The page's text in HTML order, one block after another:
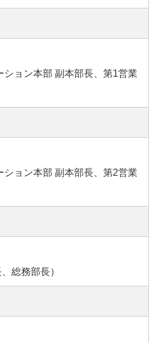
ション本部 副本部長、第1営業
ション本部 副本部長、第2営業
総務部長）